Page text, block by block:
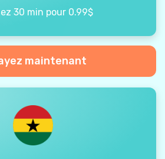
30 min pour 0.99$
maintenant